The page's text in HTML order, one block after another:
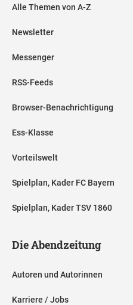
Alle Themen von A-Z
Newsletter
Messenger
RSS-Feeds
Browser-Benachrichtigung
Ess-Klasse
Vorteilswelt
Spielplan, Kader FC Bayern
Spielplan, Kader TSV 1860
Die Abendzeitung
Autoren und Autorinnen
Karriere / Jobs